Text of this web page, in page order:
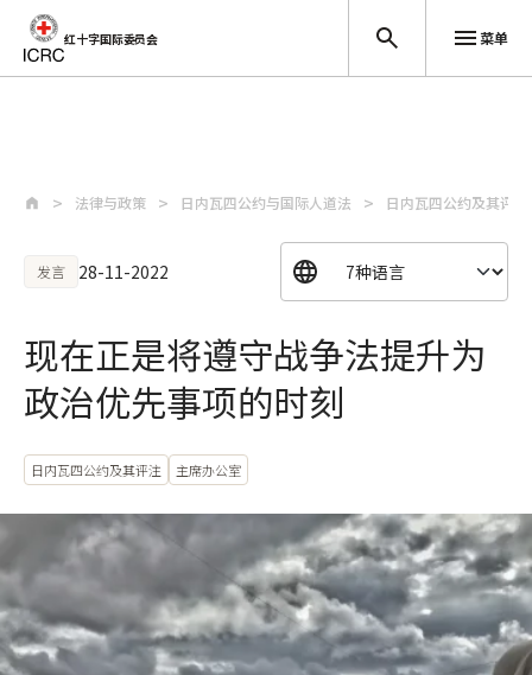
红十字国际委员会 菜单
法律与政策 日内瓦四公约与国际人道法 日内瓦四公约及其评注
发言 28-11-2022
现在正是将遵守战争法提升为
政治优先事项的时刻
日内瓦四公约及其评注 主席办公室